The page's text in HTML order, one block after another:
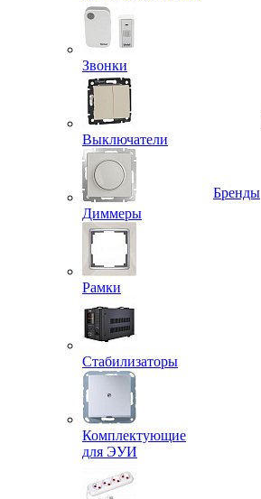
Звонки
Выключатели
Диммеры
Рамки
Стабилизаторы
Комплектующие
для ЭУИ
Бренды